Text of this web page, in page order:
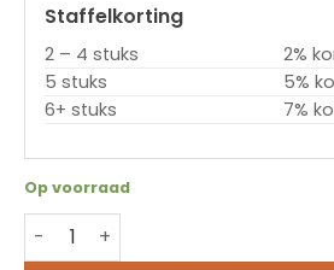
Staffelkorting
2 – 4 stuks
2%
5 stuks
5%
6+ stuks
7%
Op voorraad
CAB printkop 5977382.001 –